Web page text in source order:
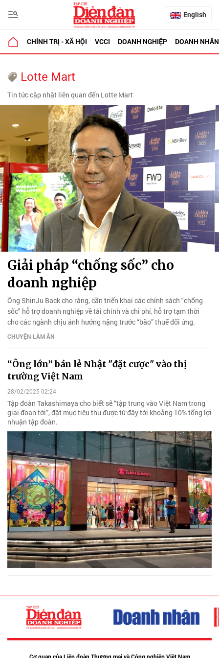
English
CHÍNH TRỊ - XÃ HỘI VCCI DOANH NGHIỆP DOANH NHÂN
Lotte Mart
Tin tức cập nhật liên quan đến Lotte Mart
Giải pháp “chống sốc” cho
doanh nghiệp
Ông ShinJu Back cho rằng, cần triển khai các chính sách "chống
sốc" hỗ trợ doanh nghiệp về tài chính và chi phí, hỗ trợ tạm thời
cho các ngành chịu ảnh hưởng nặng trước “bão” thuế đối ứng.
CHUYỆN LÀM ĂN
“Ông lớn” bán lẻ Nhật "đặt cược" vào thị
trường Việt Nam
28/02/2025 02:24
Tập đoàn Takashimaya cho biết sẽ “tập trung vào Việt Nam trong
giai đoạn tới”, đặt mục tiêu thu được từ đây tới khoảng 10% tổng lợi
nhuận tập đoàn.